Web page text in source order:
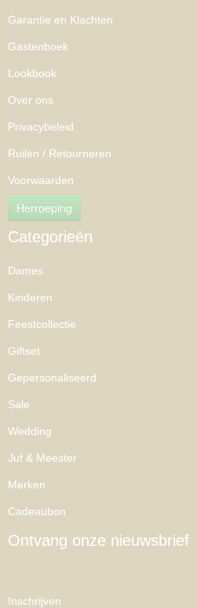
Garantie en Klachten
Gastenboek
Lookbook
Over ons
Privacybeleid
Ruilen / Retourneren
Voorwaarden
Herroeping
Categorieën
Dames
Kinderen
Feestcollectie
Giftset
Gepersonaliseerd
Sale
Wedding
Juf & Meester
Merken
Cadeaubon
Ontvang onze nieuwsbrief
Inschrijven